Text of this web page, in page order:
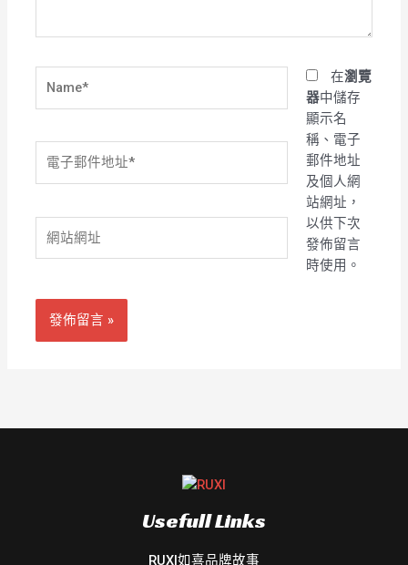
子
件
地
址
站
在瀏覽
器中儲存
顯示名
稱、電子
郵件地址
及個人網
站網址，
以供下次
發佈留言
時使用。
Usefull Links
RUXI如喜品牌故事